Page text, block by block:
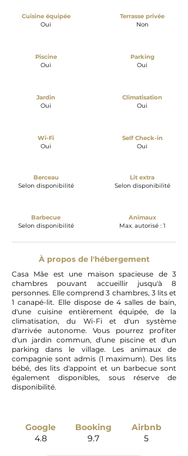
Cuisine équipée
Oui
Piscine
Oui
Jardin
Oui
Wi-Fi
Oui
Berceau
Selon disponibilité
Barbecue
Selon disponibilité
Terrasse privée
Non
Parking
Oui
Climatisation
Oui
Self Check-in
Oui
Lit extra
Selon disponibilité
Animaux
Max. autorisé : 1
À propos de l'hébergement
Casa Mãe est une maison spacieuse de 3
chambres pouvant accueillir jusqu'à 8
personnes. Elle comprend 3 chambres, 3 lits et
1 canapé-lit. Elle dispose de 4 salles de bain,
d'une cuisine entièrement équipée, de la
climatisation, du Wi-Fi et d'un système
d'arrivée autonome. Vous pourrez profiter
d'un jardin commun, d'une piscine et d'un
parking dans le village. Les animaux de
compagnie sont admis (1 maximum). Des lits
bébé, des lits d'appoint et un barbecue sont
également disponibles, sous réserve de
disponibilité.
Google
4.8
Booking
9.7
Airbnb
5